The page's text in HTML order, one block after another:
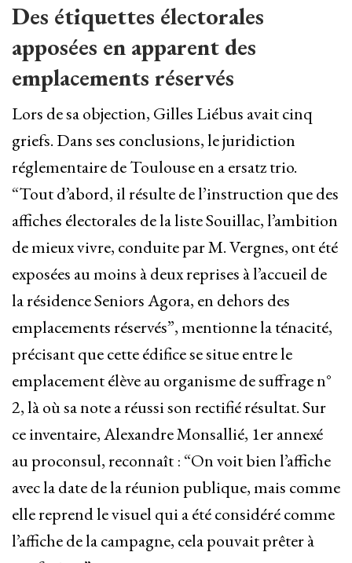
Des étiquettes électorales
apposées en apparent des
emplacements réservés
Lors de sa objection, Gilles Liébus avait cinq
griefs. Dans ses conclusions, le juridiction
réglementaire de Toulouse en a ersatz trio.
“Tout d’abord, il résulte de l’instruction que des
affiches électorales de la liste Souillac, l’ambition
de mieux vivre, conduite par M. Vergnes, ont été
exposées au moins à deux reprises à l’accueil de
la résidence Seniors Agora, en dehors des
emplacements réservés”, mentionne la ténacité,
précisant que cette édifice se situe entre le
emplacement élève au organisme de suffrage n°
2, là où sa note a réussi son rectifié résultat. Sur
ce inventaire, Alexandre Monsallié, 1er annexé
au proconsul, reconnaît : “On voit bien l’affiche
avec la date de la réunion publique, mais comme
elle reprend le visuel qui a été considéré comme
l’affiche de la campagne, cela pouvait prêter à